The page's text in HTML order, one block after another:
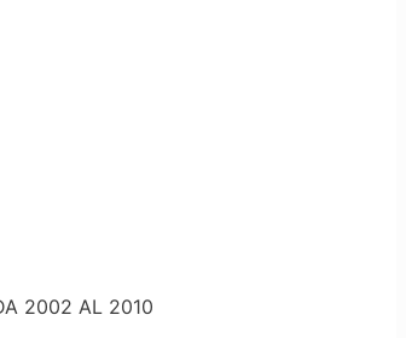
2002 AL 2010